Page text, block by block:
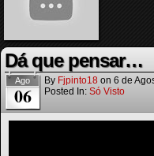
Dá que pensar…
Ago
06
By Fjpinto18 on 6 de
Posted In: Só Visto